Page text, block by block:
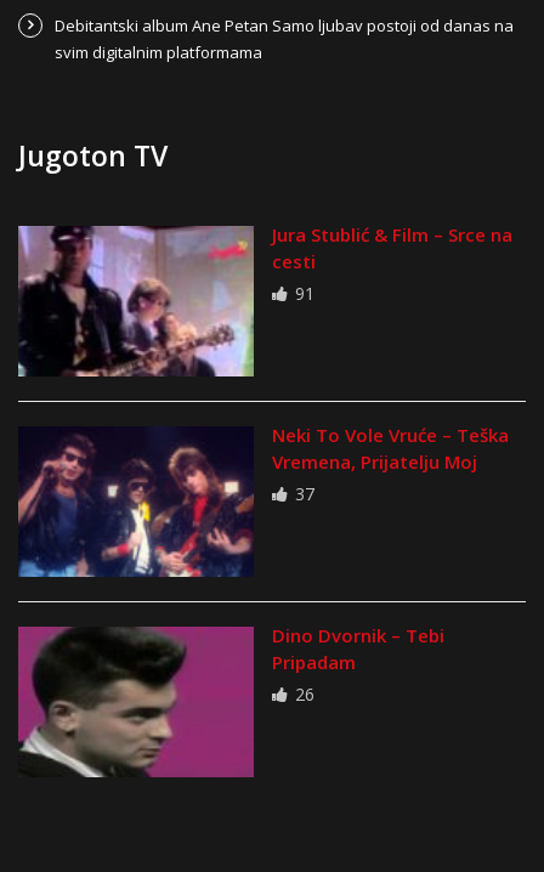
Debitantski album Ane Petan Samo ljubav postoji od danas na
svim digitalnim platformama
Jugoton TV
Jura Stublić & Film – Srce na
cesti
91
Neki To Vole Vruće – Teška
Vremena, Prijatelju Moj
37
Dino Dvornik – Tebi
Pripadam
26